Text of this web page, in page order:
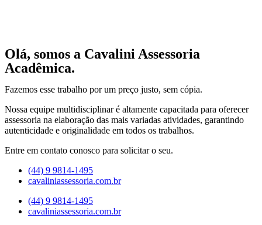
Olá, somos a Cavalini Assessoria
Acadêmica.
Fazemos esse trabalho por um preço justo, sem cópia.
Nossa equipe multidisciplinar é altamente capacitada para oferecer
assessoria na elaboração das mais variadas atividades, garantindo
autenticidade e originalidade em todos os trabalhos.
Entre em contato conosco para solicitar o seu.
(44) 9 9814-1495
cavaliniassessoria.com.br
(44) 9 9814-1495
cavaliniassessoria.com.br